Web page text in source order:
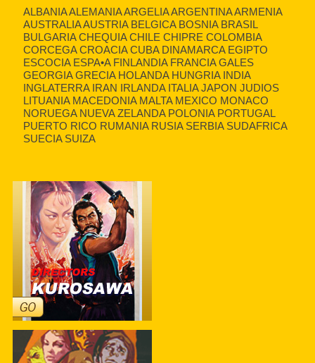
ALBANIA ALEMANIA ARGELIA ARGENTINA ARMENIA
AUSTRALIA AUSTRIA BELGICA BOSNIA BRASIL
BULGARIA CHEQUIA CHILE CHIPRE COLOMBIA
CORCEGA CROACIA CUBA DINAMARCA EGIPTO
ESCOCIA ESPA•A FINLANDIA FRANCIA GALES
GEORGIA GRECIA HOLANDA HUNGRIA INDIA
INGLATERRA IRAN IRLANDA ITALIA JAPON JUDIOS
LITUANIA MACEDONIA MALTA MEXICO MONACO
NORUEGA NUEVA ZELANDA POLONIA PORTUGAL
PUERTO RICO RUMANIA RUSIA SERBIA SUDAFRICA
SUECIA SUIZA